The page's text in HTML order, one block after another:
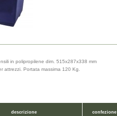
in polipropilene dim. 515x287x338 mm
attrezzi. Portata massima 120 Kg.
descrizione confezione